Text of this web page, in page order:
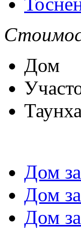
Дом
Дом
Дом
Дом